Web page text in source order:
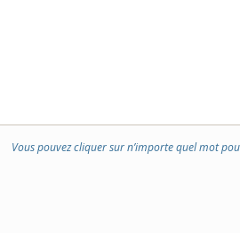
Vous pouvez cliquer sur n’importe quel mot